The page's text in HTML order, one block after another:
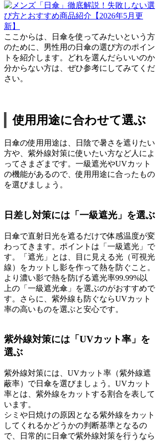
ここからは、日傘を使ってみたいという方
のために、男性用の日傘の選び方のポイン
トを紹介します。どれを選んだらいいのか
分からない方は、ぜひ参考にしてみてくだ
さい。
使用用途に合わせて選ぶ
日傘の使用用途は、日陰で暑さを遮りたい
方や、紫外線対策に使いたい方など人によ
ってさまざまです。一級遮光やUVカット
の機能があるので、使用用途に合ったもの
を選びましょう。
日差し対策には「一級遮光」を選ぶ
日傘で直射日光を遮るだけで体感温度が変
わってきます。ポイントは「一級遮光」で
す。「遮光」とは、目に見える光（可視光
線）をカットし影を作って熱を防ぐこと。
より濃い影で熱を防げる遮光率99.99%以
上の「一級遮光傘」を選ぶのがおすすめで
す。さらに、紫外線も防ぐならUVカット
率の高いものを選ぶと安心です。
紫外線対策には「UVカット率」を
選ぶ
紫外線対策には、UVカット率（紫外線遮
蔽率）で日傘を選びましょう。UVカット
率とは、紫外線をカットする割合を表して
います。
シミや日焼けの原因となる紫外線をカット
してくれるかどうかの判断基準となるの
で、日常的に日傘で紫外線対策を行うなら